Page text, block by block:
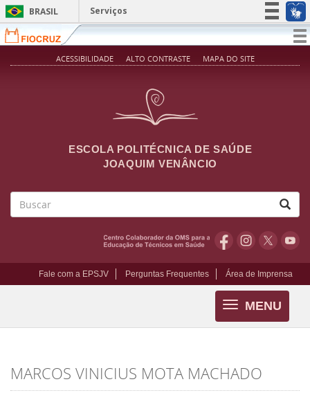
Pular para o conteúdo principal
BRASIL
Serviços
Simplifique!
Participe
ACESSIBILIDADE ALTO CONTRASTE MAPA DO SITE
ESCOLA POLITÉCNICA DE SAÚDE
JOAQUIM VENÂNCIO
Fale com a EPSJV Perguntas Frequentes Área de Imprensa
MENU
Toggle
navigation
MARCOS VINICIUS MOTA MACHADO